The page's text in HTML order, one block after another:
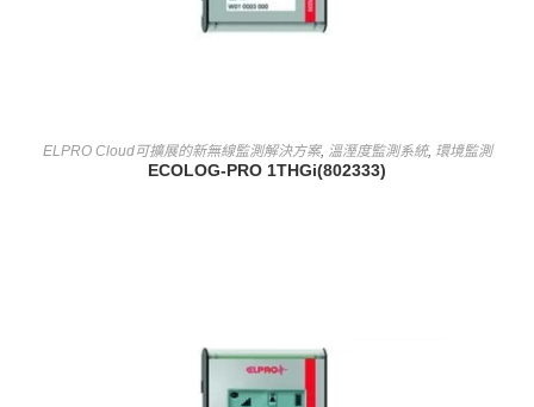
查看內容
ELPRO Cloud可擴展的新無線監測解決方案, 溫溼度監測系統, 環境監測
ECOLOG-PRO 1THGi(802333)